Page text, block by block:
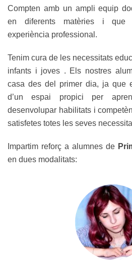
Compten amb un ampli equip
en diferents matèries i que
experiència professional.
Tenim cura de les necessitats
infants i joves . Els nostres
casa des del primer dia, ja que
d’un espai propici per
desenvolupar habilitats i
satisfetes totes les seves
Impartim reforç a alumnes de
en dues modalitats: